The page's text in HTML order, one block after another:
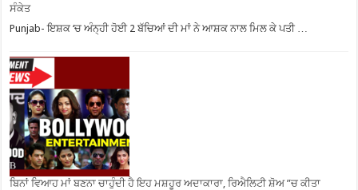
ਸੰਕੇਤ
Punjab- ਇਸ਼ਕ ‘ਚ ਅੰਨ੍ਹੀ ਹੋਈ 2 ਬੱਚਿਆਂ ਦੀ ਮਾਂ ਨੇ ਆਸ਼ਕ ਨਾਲ ਮਿਲ ਕੇ ਪਤੀ …
ਬਿਨਾਂ ਵਿਆਹ ਮਾਂ ਬਣਨਾ ਚਾਹੁੰਦੀ ਹੈ ਇਹ ਮਸ਼ਹੂਰ ਅਦਾਕਾਰਾ, ਰਿਐਲਿਟੀ ਸ਼ੋਅ ”ਚ ਕੀਤਾ